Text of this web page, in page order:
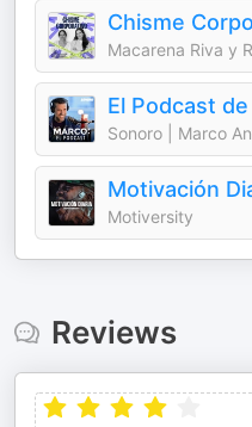
Chisme
Macarena Riva y
El Podcast
Sonoro | Marco
Motivación
Motiversity
Reviews